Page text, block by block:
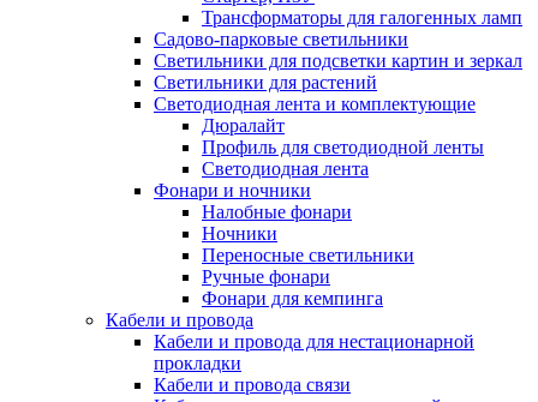
Трансформаторы для галогенных ламп
Садово-парковые светильники
Светильники для подсветки картин и зеркал
Светильники для растений
Светодиодная лента и комплектующие
Дюралайт
Профиль для светодиодной ленты
Светодиодная лента
Фонари и ночники
Налобные фонари
Ночники
Переносные светильники
Ручные фонари
Фонари для кемпинга
Кабели и провода
Кабели и провода для нестационарной
прокладки
Кабели и провода связи